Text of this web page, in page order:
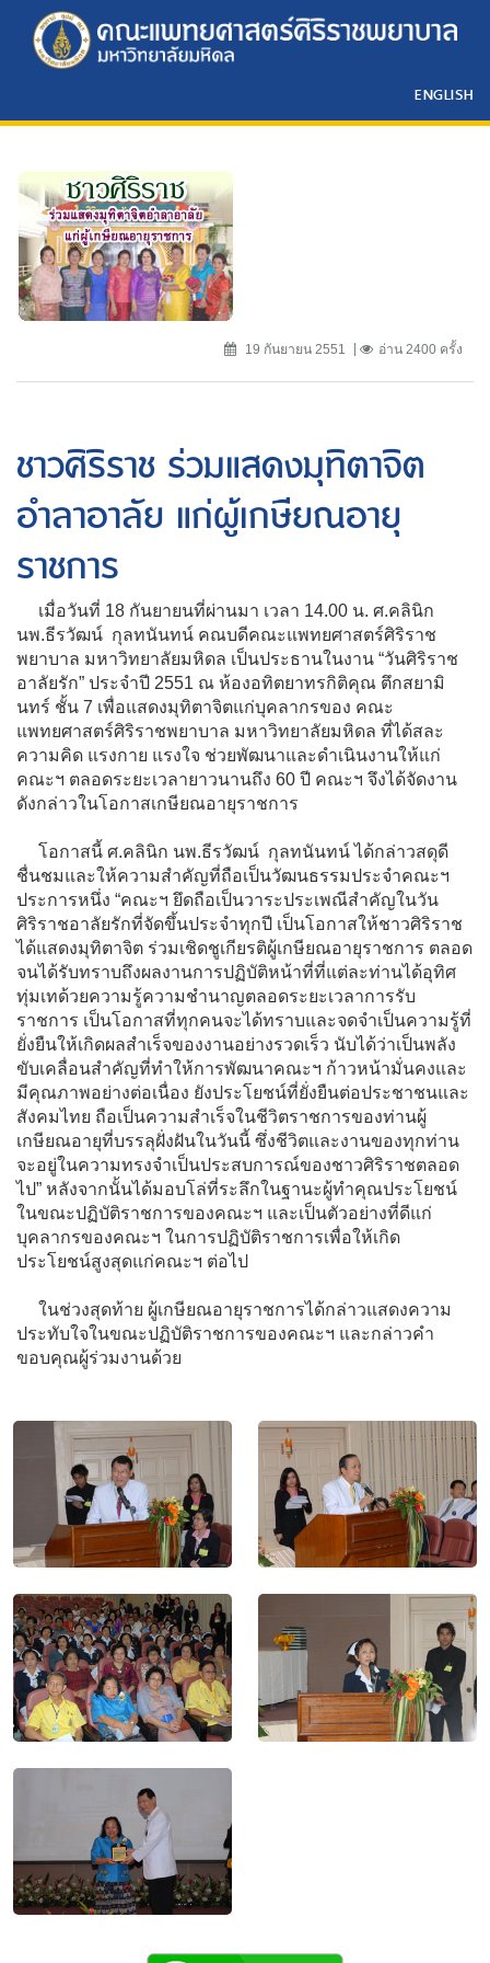
ENGLISH
19 กันยายน 2551 อ่าน 2400 ครั้ง
ชาวศิริราช ร่วมแสดงมุทิตาจิต
อำลาอาลัย แก่ผู้เกษียณอายุ
ราชการ
เมื่อวันที่ 18 กันยายนที่ผ่านมา เวลา 14.00 น. ศ.คลินิก
นพ.ธีรวัฒน์ กุลทนันทน์ คณบดีคณะแพทยศาสตร์ศิริราช
พยาบาล มหาวิทยาลัยมหิดล เป็นประธานในงาน “วันศิริราช
อาลัยรัก” ประจำปี 2551 ณ ห้องอทิตยาทรกิติคุณ ตึกสยามิ
นทร์ ชั้น 7 เพื่อแสดงมุทิตาจิตแก่บุคลากรของ คณะ
แพทยศาสตร์ศิริราชพยาบาล มหาวิทยาลัยมหิดล ที่ได้สละ
ความคิด แรงกาย แรงใจ ช่วยพัฒนาและดำเนินงานให้แก่
คณะฯ ตลอดระยะเวลายาวนานถึง 60 ปี คณะฯ จึงได้จัดงาน
ดังกล่าวในโอกาสเกษียณอายุราชการ
โอกาสนี้ ศ.คลินิก นพ.ธีรวัฒน์ กุลทนันทน์ ได้กล่าวสดุดี
ชื่นชมและให้ความสำคัญที่ถือเป็นวัฒนธรรมประจำคณะฯ
ประการหนึ่ง “คณะฯ ยึดถือเป็นวาระประเพณีสำคัญในวัน
ศิริราชอาลัยรักที่จัดขึ้นประจำทุกปี เป็นโอกาสให้ชาวศิริราช
ได้แสดงมุทิตาจิต ร่วมเชิดชูเกียรติผู้เกษียณอายุราชการ ตลอด
จนได้รับทราบถึงผลงานการปฏิบัติหน้าที่ที่แต่ละท่านได้อุทิศ
ทุ่มเทด้วยความรู้ความชำนาญตลอดระยะเวลาการรับ
ราชการ เป็นโอกาสที่ทุกคนจะได้ทราบและจดจำเป็นความรู้ที่
ยั่งยืนให้เกิดผลสำเร็จของงานอย่างรวดเร็ว นับได้ว่าเป็นพลัง
ขับเคลื่อนสำคัญที่ทำให้การพัฒนาคณะฯ ก้าวหน้ามั่นคงและ
มีคุณภาพอย่างต่อเนื่อง ยังประโยชน์ที่ยั่งยืนต่อประชาชนและ
สังคมไทย ถือเป็นความสำเร็จในชีวิตราชการของท่านผู้
เกษียณอายุที่บรรลุฝั่งฝันในวันนี้ ซึ่งชีวิตและงานของทุกท่าน
จะอยู่ในความทรงจำเป็นประสบการณ์ของชาวศิริราชตลอด
ไป” หลังจากนั้นได้มอบโล่ที่ระลึกในฐานะผู้ทำคุณประโยชน์
ในขณะปฏิบัติราชการของคณะฯ และเป็นตัวอย่างที่ดีแก่
บุคลากรของคณะฯ ในการปฏิบัติราชการเพื่อให้เกิด
ประโยชน์สูงสุดแก่คณะฯ ต่อไป
ในช่วงสุดท้าย ผู้เกษียณอายุราชการได้กล่าวแสดงความ
ประทับใจในขณะปฏิบัติราชการของคณะฯ และกล่าวคำ
ขอบคุณผู้ร่วมงานด้วย